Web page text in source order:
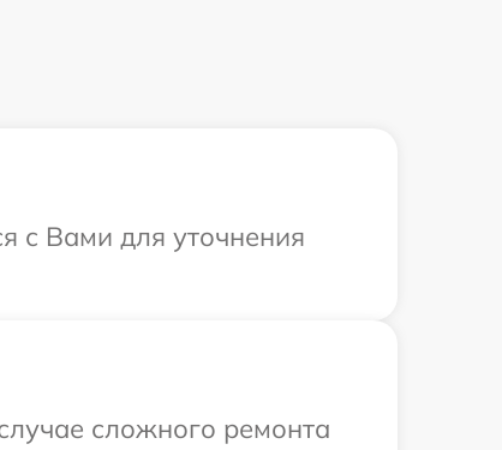
с Вами для уточнения
сложного ремонта